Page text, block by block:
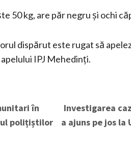
50 kg, are păr negru și ochi
dispărut este rugat să
IPJ Mehedinți.
în
polițiștilor
Investigarea
a ajuns pe jos